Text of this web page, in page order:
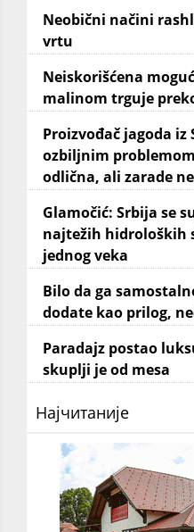
Neobični načini
vrtu
Neiskorišćena
malinom trguje
Proizvođač jagoda iz
ozbiljnim
odlična, ali zarade
Glamočić: Srbija se
najtežih hidroloških
jednog veka
Bilo da ga
dodate kao prilog,
Paradajz postao
skuplji je od mesa
Најчитаније